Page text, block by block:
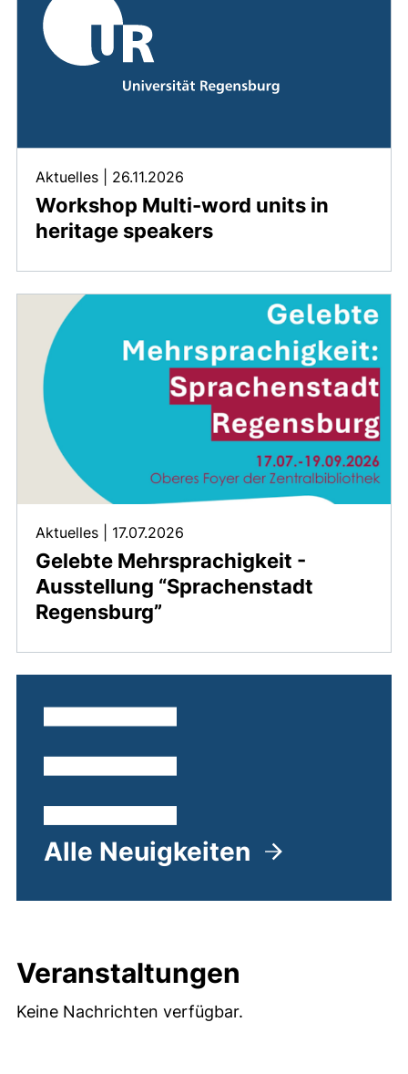
Workshop Multi-word units in
heritage speakers
Aktuelles 26.11.2026
Gelebte Mehrsprachigkeit -
Ausstellung “Sprachenstadt
Regensburg”
Aktuelles 17.07.2026
Alle Neuigkeiten
Veranstaltungen
Keine Nachrichten verfügbar.